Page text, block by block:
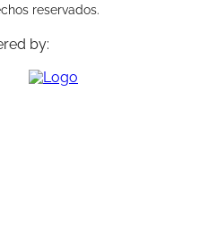
reservados.
by: